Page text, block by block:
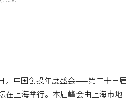
，中国创投年度盛会——第二十三届
在上海举行。本届峰会由上海市地